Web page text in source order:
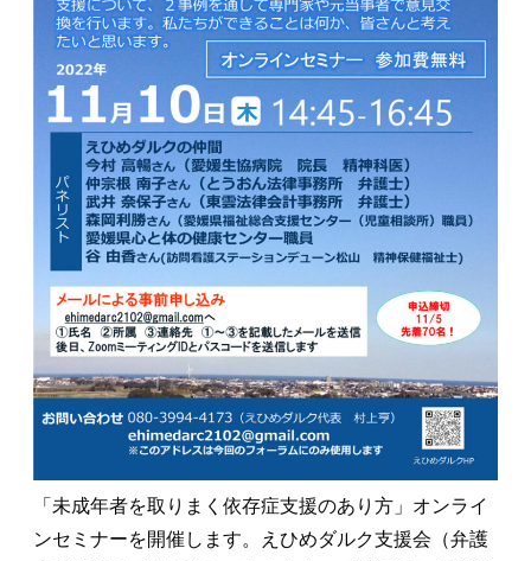
「未成年者を取りまく依存症支援のあり方」オンライ
ンセミナーを開催します。えひめダルク支援会（弁護